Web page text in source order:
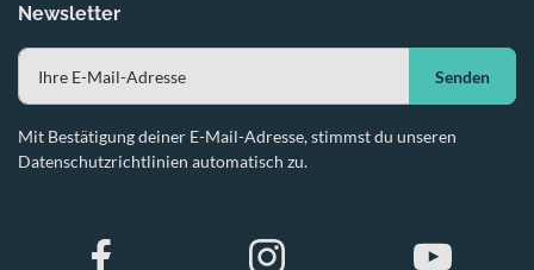
Newsletter
Senden
Mit Bestätigung deiner E-Mail-Adresse, stimmst du unseren
Datenschutzrichtlinien automatisch zu.